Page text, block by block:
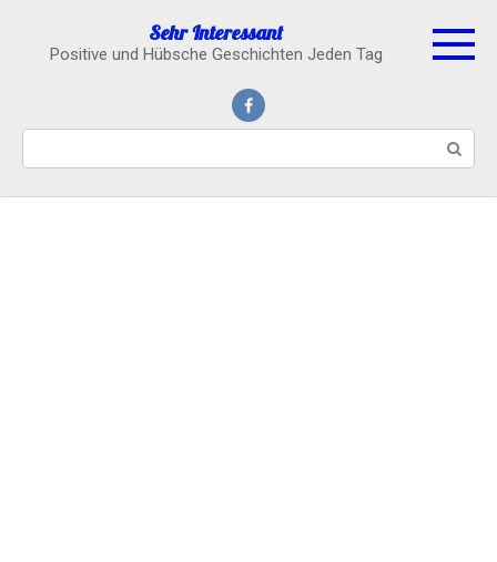
content
Sehr Interessant
Positive und Hübsche Geschichten Jeden Tag